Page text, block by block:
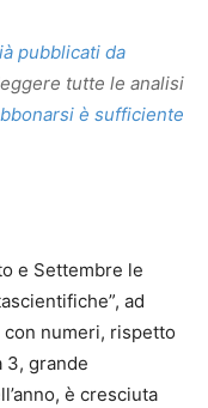
pubblicati da
tutte le analisi
è sufficiente
e Settembre le
ad
numeri, rispetto
3, grande
è cresciuta